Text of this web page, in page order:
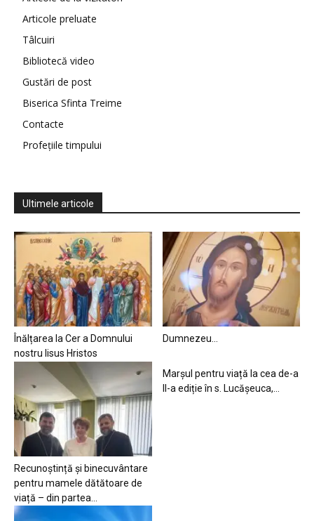
Articole preluate
Tâlcuiri
Bibliotecă video
Gustări de post
Biserica Sfinta Treime
Contacte
Profețiile timpului
Ultimele articole
Înălțarea la Cer a Domnului
nostru Iisus Hristos
Dumnezeu…
Recunoștință și binecuvântare
pentru mamele dătătoare de
viață – din partea...
Marșul pentru viață la cea de-a
II-a ediție în s. Lucășeuca,...